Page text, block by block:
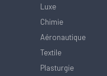
Luxe
Chimie
Aéronautique
Textile
Plasturgie